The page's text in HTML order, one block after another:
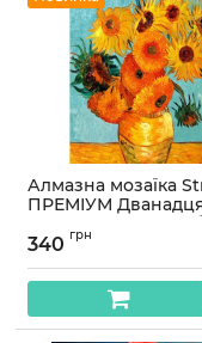
Алмазна мозаїка
ПРЕМІУМ
соняшників у вазі
підрамника
Артикул:JSDF77102
340 грн